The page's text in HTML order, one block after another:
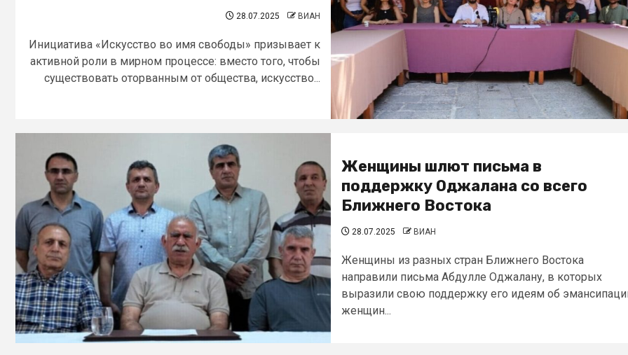
28.07.2025 ВИАН
Инициатива «Искусство во имя свободы» призывает к
активной роли в мирном процессе: вместо того, чтобы
существовать оторванным от общества, искусство...
Женщины шлют письма в
поддержку Оджалана со всего
Ближнего Востока
28.07.2025 ВИАН
Женщины из разных стран Ближнего Востока
направили письма Абдулле Оджалану, в которых
выразили свою поддержку его идеям об
женщин...